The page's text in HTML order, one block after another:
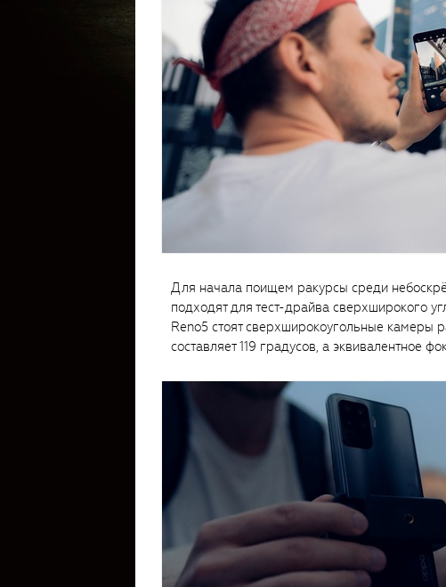
Для начала поищем ракурсы среди
подходят для тест-драйва сверхширокого
Reno5 стоят сверхширокоугольные
составляет 119 градусов, а эквивалентное